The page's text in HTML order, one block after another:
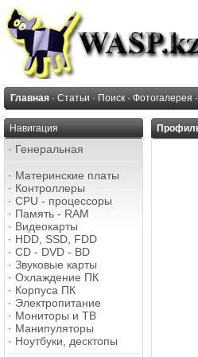
Главная · Статьи · Поиск · Фотогалерея ·
Навигация
· Генеральная
· Материнские платы
· Контроллеры
· CPU - процессоры
· Память - RAM
· Видеокарты
· HDD, SSD, FDD
· CD - DVD - BD
· Звуковые карты
· Охлаждение ПК
· Корпуса ПК
· Электропитание
· Мониторы и ТВ
· Манипуляторы
· Ноутбуки, десктопы